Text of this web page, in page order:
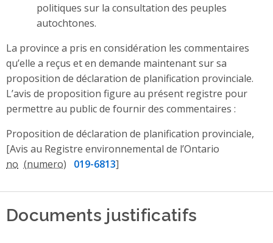
politiques sur la consultation des peuples
autochtones.
La province a pris en considération les commentaires
qu’elle a reçus et en demande maintenant sur sa
proposition de déclaration de planification provinciale.
L’avis de proposition figure au présent registre pour
permettre au public de fournir des commentaires :
Proposition de déclaration de planification provinciale,
[Avis au Registre environnemental de l’Ontario
no
019-6813]
Documents justificatifs